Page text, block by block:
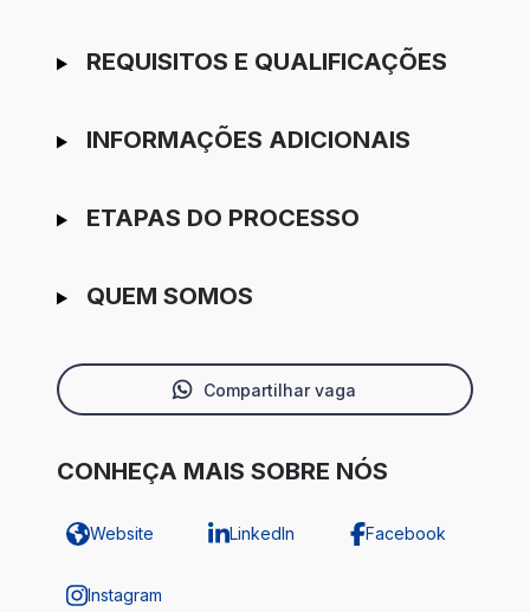
REQUISITOS E QUALIFICAÇÕES
INFORMAÇÕES ADICIONAIS
ETAPAS DO PROCESSO
QUEM SOMOS
Compartilhar vaga
CONHEÇA MAIS SOBRE NÓS
Website LinkedIn Facebook
Instagram